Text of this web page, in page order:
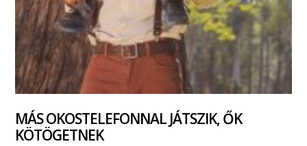
MÁS OKOSTELEFONNAL JÁTSZIK, ŐK
KÖTÖGETNEK